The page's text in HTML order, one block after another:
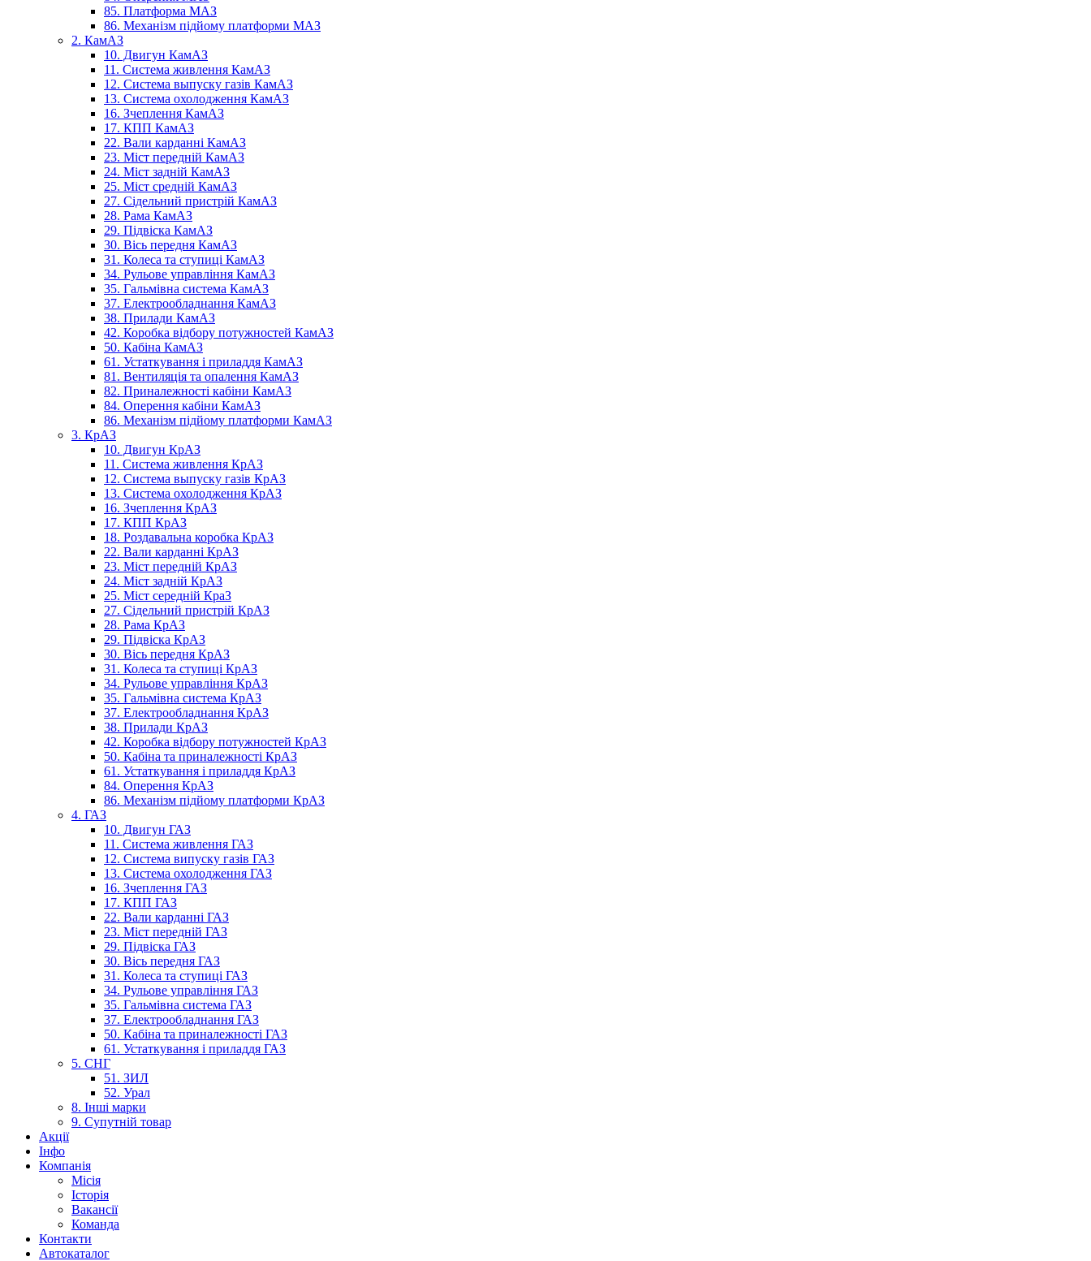
85. Платформа МАЗ
86. Механізм підйому платформи МАЗ
2. КамАЗ
10. Двигун КамАЗ
11. Система живлення КамАЗ
12. Система выпуску газів КамАЗ
13. Система охолодження КамАЗ
16. Зчеплення КамАЗ
17. КПП КамАЗ
22. Вали карданні КамАЗ
23. Міст передній КамАЗ
24. Міст задній КамАЗ
25. Міст средній КамАЗ
27. Сідельний пристрій КамАЗ
28. Рама КамАЗ
29. Підвіска КамАЗ
30. Вісь передня КамАЗ
31. Колеса та ступиці КамАЗ
34. Рульове управління КамАЗ
35. Гальмівна система КамАЗ
37. Електрообладнання КамАЗ
38. Прилади КамАЗ
42. Коробка відбору потужностей КамАЗ
50. Кабіна КамАЗ
61. Устаткування і приладдя КамАЗ
81. Вентиляція та опалення КамАЗ
82. Приналежності кабіни КамАЗ
84. Оперення кабіни КамАЗ
86. Механізм підйому платформи КамАЗ
3. КрАЗ
10. Двигун КрАЗ
11. Система живлення КрАЗ
12. Система выпуску газів КрАЗ
13. Система охолодження КрАЗ
16. Зчеплення КрАЗ
17. КПП КрАЗ
18. Роздавальна коробка КрАЗ
22. Вали карданні КрАЗ
23. Міст передній КрАЗ
24. Міст задній КрАЗ
25. Міст середній КраЗ
27. Сідельний пристрій КрАЗ
28. Рама КрАЗ
29. Підвіска КрАЗ
30. Вісь передня КрАЗ
31. Колеса та ступиці КрАЗ
34. Рульове управління КрАЗ
35. Гальмівна система КрАЗ
37. Електрообладнання КрАЗ
38. Прилади КрАЗ
42. Коробка відбору потужностей КрАЗ
50. Кабіна та приналежності КрАЗ
61. Устаткування і приладдя КрАЗ
84. Оперення КрАЗ
86. Механізм підйому платформи КрАЗ
4. ГАЗ
10. Двигун ГАЗ
11. Система живлення ГАЗ
12. Система випуску газів ГАЗ
13. Система охолодження ГАЗ
16. Зчеплення ГАЗ
17. КПП ГАЗ
22. Вали карданні ГАЗ
23. Міст передній ГАЗ
29. Підвіска ГАЗ
30. Вісь передня ГАЗ
31. Колеса та ступиці ГАЗ
34. Рульове управління ГАЗ
35. Гальмівна система ГАЗ
37. Електрообладнання ГАЗ
50. Кабіна та приналежності ГАЗ
61. Устаткування і приладдя ГАЗ
5. СНГ
51. ЗИЛ
52. Урал
8. Інші марки
9. Супутній товар
Акції
Інфо
Компанія
Місія
Історія
Вакансії
Команда
Контакти
Автокаталог